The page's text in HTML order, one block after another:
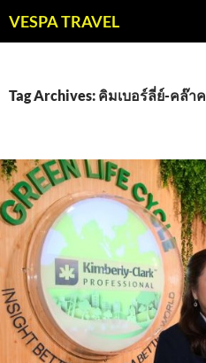
toVESPA TRAVEL
Tag Archives: คิมเบอร์ลี่ย์-คล๊าค